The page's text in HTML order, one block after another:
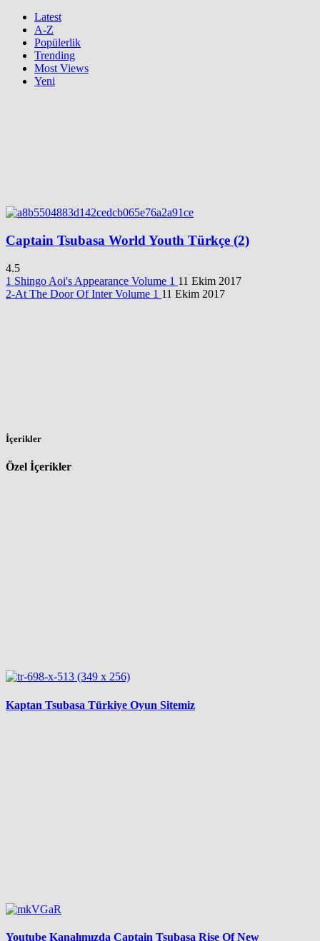
Latest
A-Z
Popülerlik
Trending
Most Views
Yeni
Captain Tsubasa World Youth Türkçe (2)
4.5
1 Shingo Aoi's Appearance Volume 1 11 Ekim 2017
2-At The Door Of InterVolume 1 11 Ekim 2017
İçerikler
Özel İçerikler
Kaptan Tsubasa Türkiye Oyun Sitemiz
Youtube Kanalımızda Captain Tsubasa Rise Of New